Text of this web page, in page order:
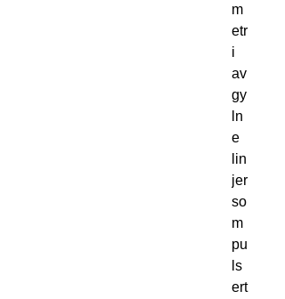
m
etr
i
av
gy
ln
e
lin
jer
so
m
pu
ls
ert